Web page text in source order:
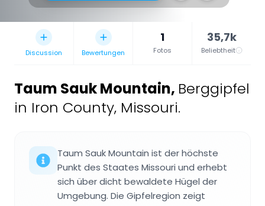
Discussion Bewertungen
1
Fotos
35,7k
Beliebtheit
Taum Sauk Mountain, Berggipfel
in Iron County, Missouri.
Taum Sauk Mountain ist der höchste
Punkt des Staates Missouri und erhebt
sich über dicht bewaldete Hügel der
Umgebung. Die Gipfelregion zeigt